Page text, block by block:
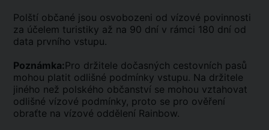
Polští občané jsou osvobozeni od vízové povinnosti
za účelem turistiky až na 90 dní v rámci 180 dní od
data prvního vstupu.
Poznámka: Pro držitele dočasných cestovních pasů
mohou platit odlišné podmínky vstupu. Na držitele
jiného než polského občanství se mohou vztahovat
odlišné vízové podmínky, proto se pro ověření
obraťte na vízové oddělení Rainbow.